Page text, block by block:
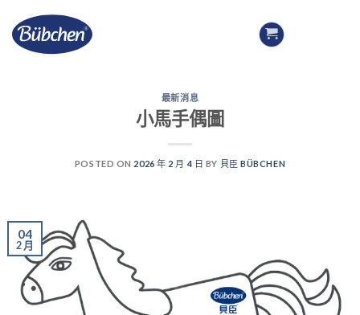
to
content
最新消息
小馬手偶圖
POSTED ON 2026 年 2 月 4 日 BY 貝臣 BÜBCHEN
04
2 月